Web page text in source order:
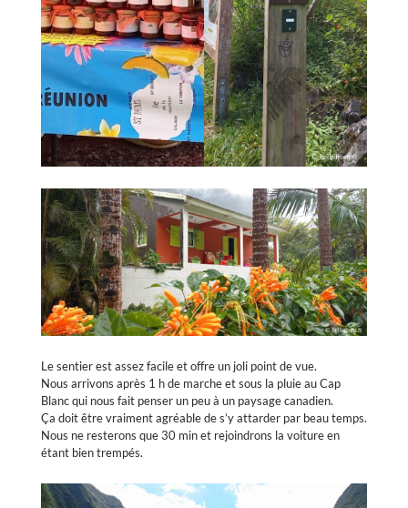
Le sentier est assez facile et offre un joli point de vue.
Nous arrivons après 1 h de marche et sous la pluie au Cap
Blanc qui nous fait penser un peu à un paysage canadien.
Ça doit être vraiment agréable de s’y attarder par beau temps.
Nous ne resterons que 30 min et rejoindrons la voiture en
étant bien trempés.